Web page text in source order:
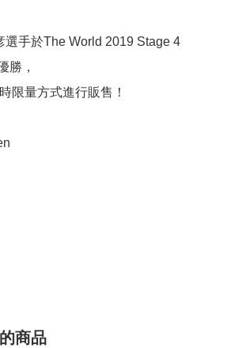
選手於The World 2019 Stage 4
勝，
限量方式進行販售！
商品